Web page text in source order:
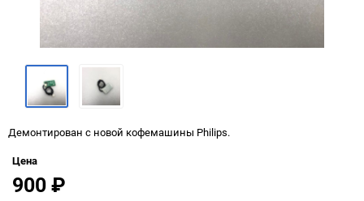
Демонтирован с новой кофемашины Philips.
Цена
900₽